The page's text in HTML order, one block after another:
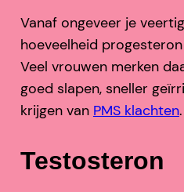
Vanaf ongeveer je
hoeveelheid
Veel vrouwen merken
goed slapen, sneller
krijgen van PMS klachten.
Testosteron